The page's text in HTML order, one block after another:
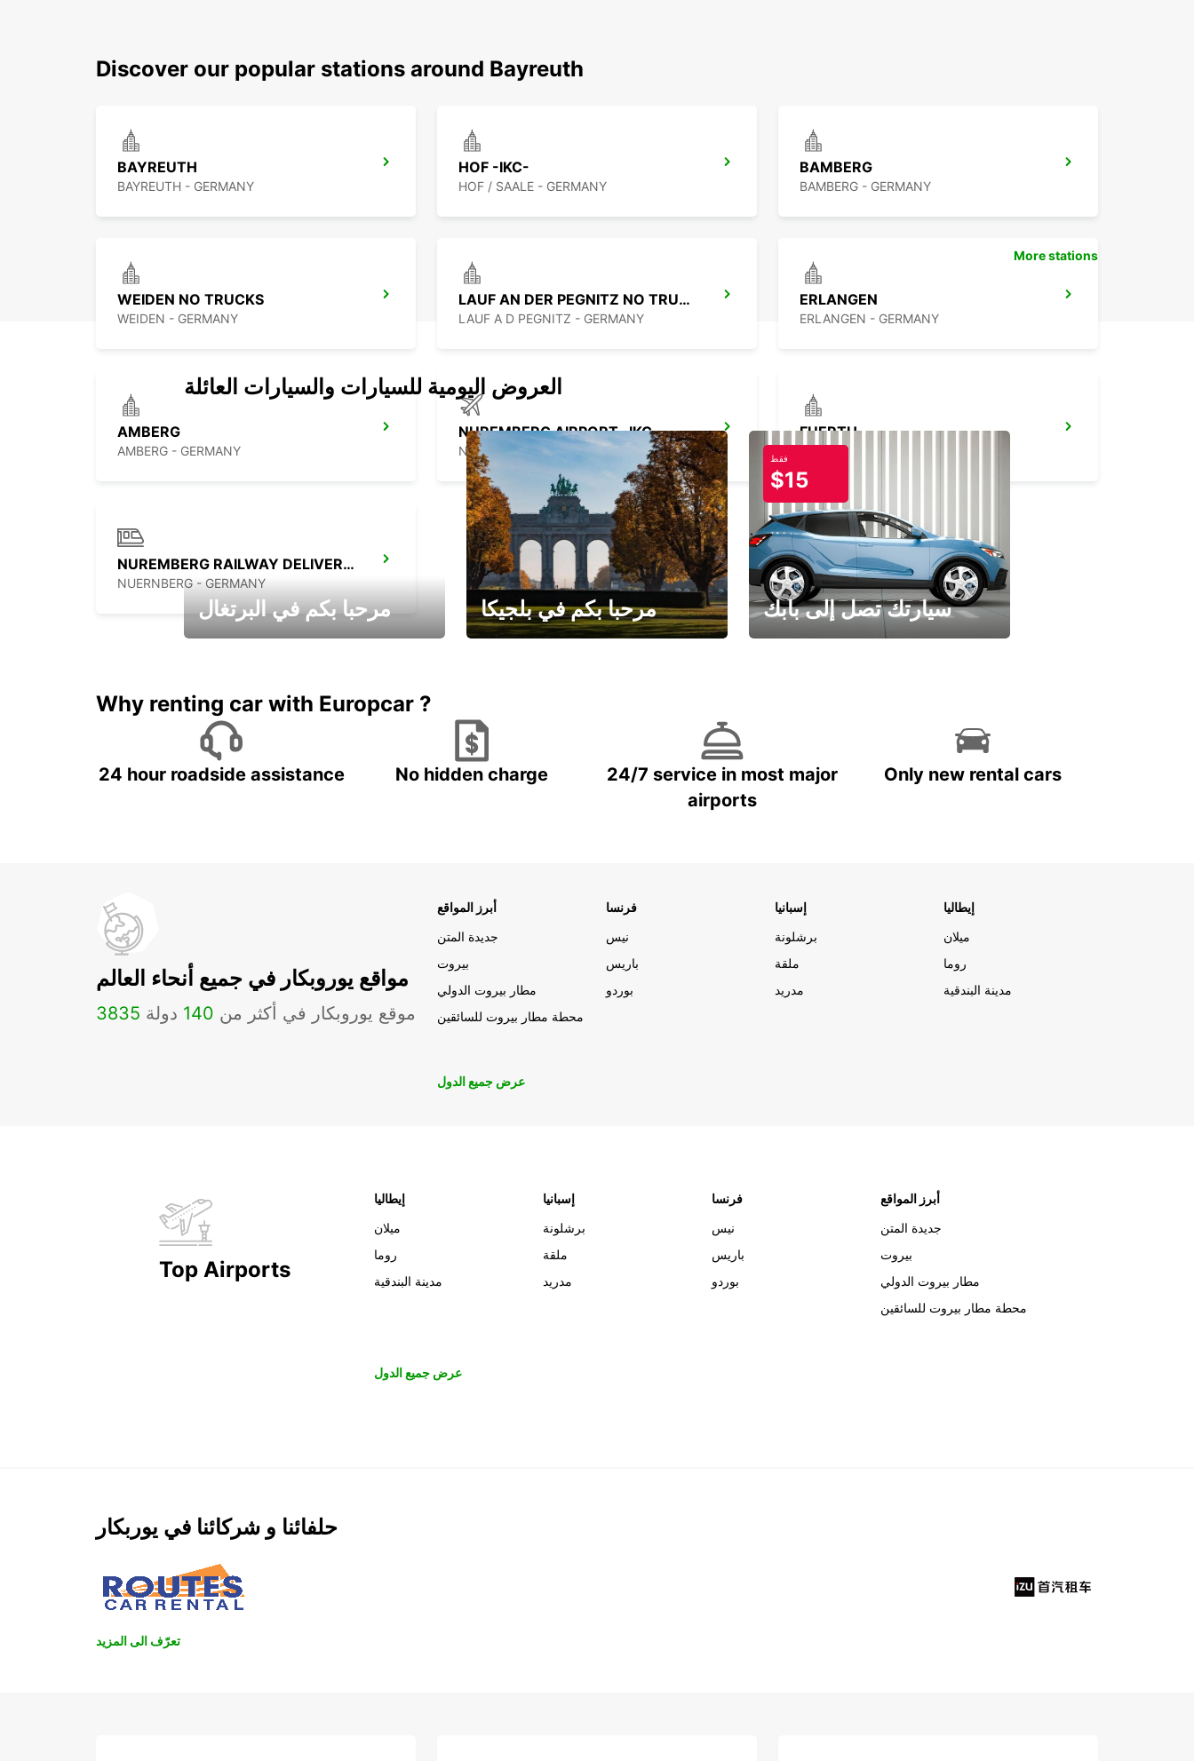
Discover our popular stations around Bayreuth
BAYREUTH
BAYREUTH - GERMANY
HOF -IKC-
HOF / SAALE - GERMANY
BAMBERG
BAMBERG - GERMANY
WEIDEN NO TRUCKS
WEIDEN - GERMANY
LAUF AN DER PEGNITZ NO TRUCKS
LAUF A D PEGNITZ - GERMANY
ERLANGEN
ERLANGEN - GERMANY
AMBERG
AMBERG - GERMANY
NUREMBERG AIRPORT -IKC-
NUERNBERG - GERMANY
FUERTH
FUERTH - GERMANY
NUREMBERG RAILWAY DELIVERY -IKC-
NUERNBERG - GERMANY
More stations
العروض اليومية للسيارات والسيارات العائلة
مرحبا بكم في البرتغال مرحبا بكم في بلجيكا
فقط
$15
سيارتك تصل إلى بابك
Why renting car with Europcar ?
24 hour roadside assistance No hidden charge
24/7 service in most major
airports
Only new rental cars
مواقع يوروبكار في جميع أنحاء العالم
3835 موقع يوروبكار في أكثر من 140 دولة
أبرز المواقع
جديدة المتن
بيروت
مطار بيروت الدولي
محطة مطار بيروت للسائقين
فرنسا
نيس
باريس
بوردو
إسبانيا
برشلونة
ملقة
مدريد
إيطاليا
ميلان
روما
مدينة البندقية
عرض جميع الدول
Top Airports
إيطاليا
ميلان
روما
مدينة البندقية
إسبانيا
برشلونة
ملقة
مدريد
فرنسا
نيس
باريس
بوردو
أبرز المواقع
جديدة المتن
بيروت
مطار بيروت الدولي
محطة مطار بيروت للسائقين
عرض جميع الدول
حلفائنا و شركائنا في يوربكار
تعرّف الى المزيد